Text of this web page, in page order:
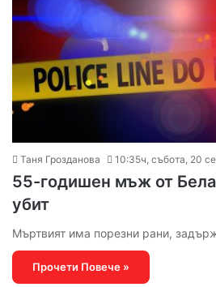
Таня Грозданова 10:35ч, събота, 20
55-годишен мъж от
убит
Мъртвият има порезни рани,
Прочети Повече »